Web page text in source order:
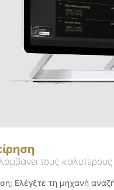
τους
Ελέγξτε τη μηχανή